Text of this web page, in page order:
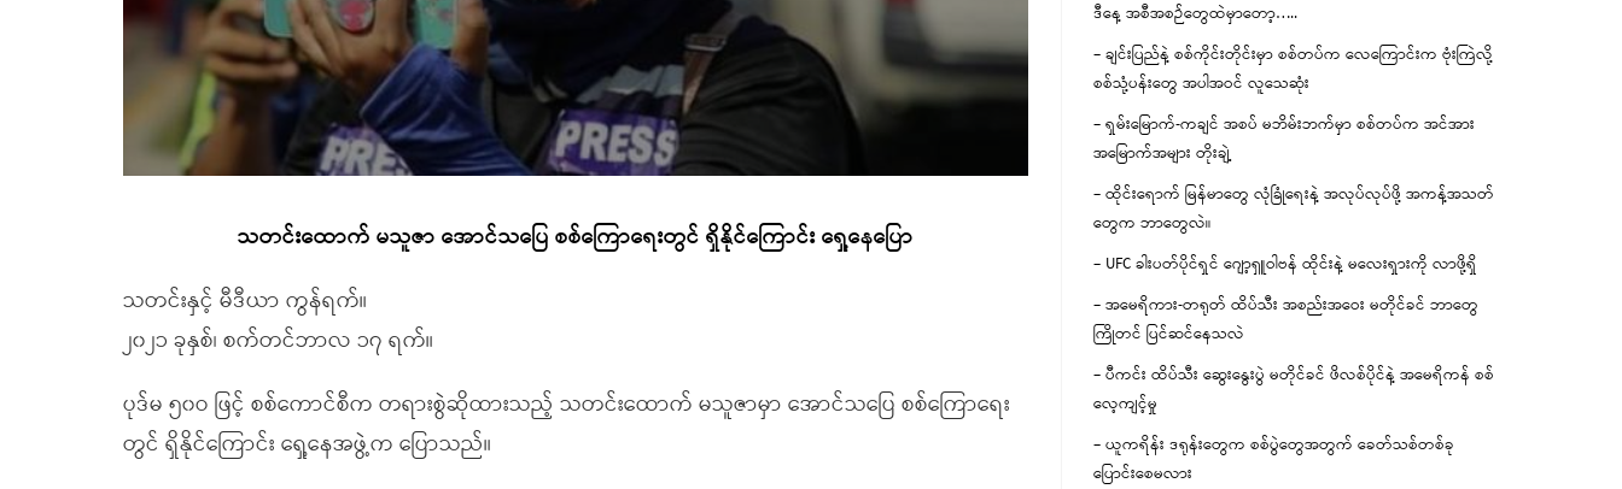
သတင်းထောက် မသူဇာ အောင်သပြေ စစ်ကြောရေးတွင် ရှိနိုင်ကြောင်း ရှေ့နေပြော
သတင်းနှင့် မီဒီယာ ကွန်ရက်။
၂၀၂၁ ခုနှစ်၊ စက်တင်ဘာလ ၁၇ ရက်။
ပုဒ်မ ၅၀ဝ ဖြင့် စစ်ကောင်စီက တရားစွဲဆိုထားသည့် သတင်းထောက် မသူဇာမှာ အောင်သပြေ စစ်ကြောရေး
တွင် ရှိနိုင်ကြောင်း ရှေ့နေအဖွဲ့က ပြောသည်။
ဒီနေ့ အစီအစဉ်တွေထဲမှာတော့…..
– ချင်းပြည်နဲ့ စစ်ကိုင်းတိုင်းမှာ စစ်တပ်က လေကြောင်းက ဗုံးကြဲလို့
စစ်သုံ့ပန်းတွေ အပါအဝင် လူသေဆုံး
– ရှမ်းမြောက်-ကချင် အစပ် မဘိမ်းဘက်မှာ စစ်တပ်က အင်အား
အမြောက်အများ တိုးချဲ့
– ထိုင်းရောက် မြန်မာတွေ လုံခြုံရေးနဲ့ အလုပ်လုပ်ဖို့ အကန့်အသတ်
တွေက ဘာတွေလဲ။
– UFC ခါးပတ်ပိုင်ရှင် ဂျော့ရှူဝါဗန် ထိုင်းနဲ့ မလေးရှားကို လာဖို့ရှိ
– အမေရိကား-တရုတ် ထိပ်သီး အစည်းအဝေး မတိုင်ခင် ဘာတွေ
ကြိုတင် ပြင်ဆင်နေသလဲ
– ပီကင်း ထိပ်သီး ဆွေးနွေးပွဲ မတိုင်ခင် ဖိလစ်ပိုင်နဲ့ အမေရိကန် စစ်
လေ့ကျင့်မှု
– ယူကရိန်း ဒရုန်းတွေက စစ်ပွဲတွေအတွက် ခေတ်သစ်တစ်ခု
ပြောင်းစေမလား